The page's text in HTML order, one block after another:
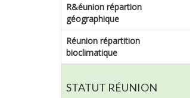
R&éunion répartion
géographique
Réunion répartition
bioclimatique
STATUT RÉUNION